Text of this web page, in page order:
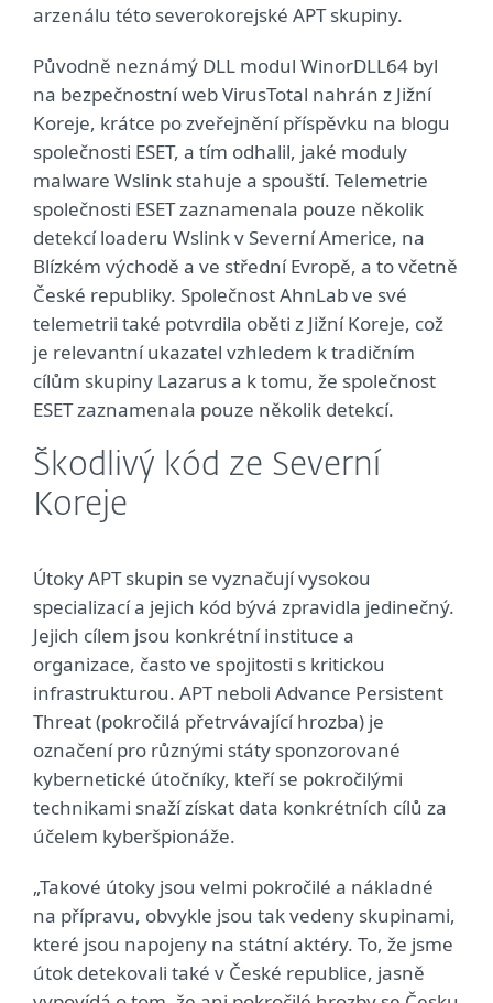
arzenálu této severokorejské APT skupiny.
Původně neznámý DLL modul WinorDLL64 byl
na bezpečnostní web VirusTotal nahrán z Jižní
Koreje, krátce po zveřejnění příspěvku na blogu
společnosti ESET, a tím odhalil, jaké moduly
malware Wslink stahuje a spouští. Telemetrie
společnosti ESET zaznamenala pouze několik
detekcí loaderu Wslink v Severní Americe, na
Blízkém východě a ve střední Evropě, a to včetně
České republiky. Společnost AhnLab ve své
telemetrii také potvrdila oběti z Jižní Koreje, což
je relevantní ukazatel vzhledem k tradičním
cílům skupiny Lazarus a k tomu, že společnost
ESET zaznamenala pouze několik detekcí.
Škodlivý kód ze Severní
Koreje
Útoky APT skupin se vyznačují vysokou
specializací a jejich kód bývá zpravidla jedinečný.
Jejich cílem jsou konkrétní instituce a
organizace, často ve spojitosti s kritickou
infrastrukturou. APT neboli Advance Persistent
Threat (pokročilá přetrvávající hrozba) je
označení pro různými státy sponzorované
kybernetické útočníky, kteří se pokročilými
technikami snaží získat data konkrétních cílů za
účelem kyberšpionáže.
„Takové útoky jsou velmi pokročilé a nákladné
na přípravu, obvykle jsou tak vedeny skupinami,
které jsou napojeny na státní aktéry. To, že jsme
útok detekovali také v České republice, jasně